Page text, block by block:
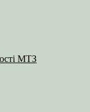
МТЗ